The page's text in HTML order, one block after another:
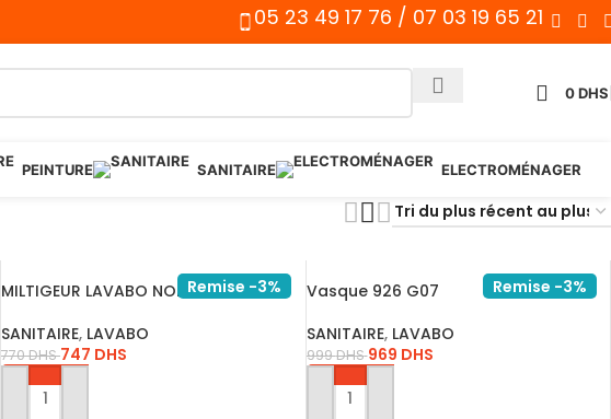
05 23 49 17 76 / 07 03 19 65 21
0DHS
PEINTURE SANITAIRE ELECTROMÉNAGER
Remise -3%
MILTIGEUR LAVABO NOIR 08B
SANITAIRE, LAVABO
770DHS 747 DHS
AJOUTER AU PANIER
Remise -3%
Vasque 926 G07
SANITAIRE, LAVABO
999DHS969 DHS
AJOUTER AU PANIER